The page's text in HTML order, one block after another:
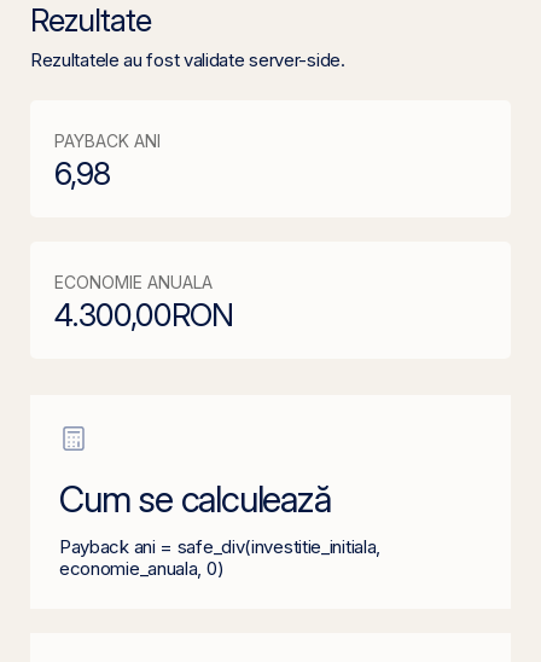
Rezultate
Rezultatele au fost validate server-side.
PAYBACK ANI
6,98
ECONOMIE ANUALA
4.300,00RON
Cum se calculează
Payback ani = safe_div(investitie_initiala,
economie_anuala, 0)